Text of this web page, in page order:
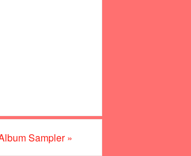
Sampler»